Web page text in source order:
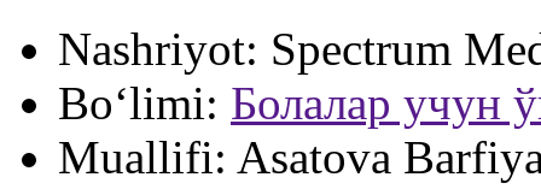
Nashriyot: Spectrum
Bo‘limi: Болалар учун
Muallifi: Asatova